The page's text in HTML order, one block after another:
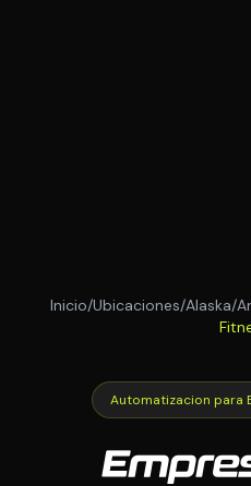
Inicio/Ubicaciones/Alaska/
Automatizacion para